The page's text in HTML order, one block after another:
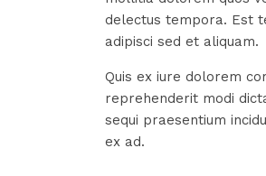
delectus tempora. Est
adipisci sed et aliquam.
Quis ex iure dolorem
reprehenderit modi
sequi praesentium
ex ad.